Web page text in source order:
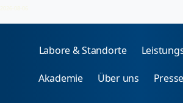
2026-08-06
Labore & Standorte
Akademie Über uns Presse